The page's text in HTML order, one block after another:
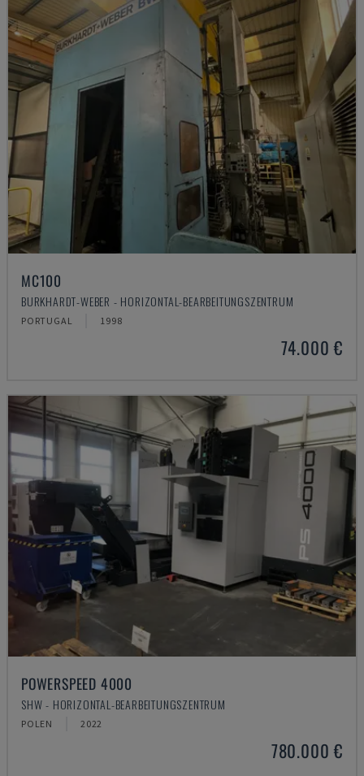
MC100
BURKHARDT-WEBER - HORIZONTAL-BEARBEITUNGSZENTRUM
PORTUGAL 1998
74.000 €
POWERSPEED 4000
SHW - HORIZONTAL-BEARBEITUNGSZENTRUM
POLEN 2022
780.000 €